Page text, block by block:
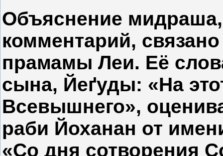
Объяснение
комментарий,
прамамы Леи. Её
сына, Йеґуды: «На
Всевышнего»,
раби Йоханан от
«Со дня сотворения